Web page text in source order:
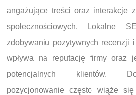
angażujące treści oraz interakcje
społecznościowych. Lokalne
zdobywaniu pozytywnych recenzji
wpływa na reputację firmy oraz
potencjalnych klientów.
pozycjonowanie często wiąże